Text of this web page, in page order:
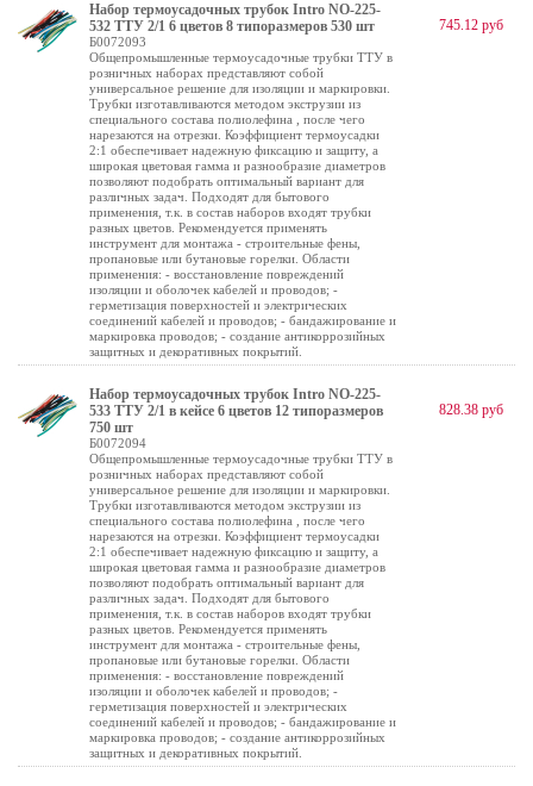
Набор термоусадочных трубок Intro NO-225-
532 ТТУ 2/1 6 цветов 8 типоразмеров 530 шт
Б0072093
Общепромышленные термоусадочные трубки ТТУ в
розничных наборах представляют собой
универсальное решение для изоляции и маркировки.
Трубки изготавливаются методом экструзии из
специального состава полиолефина , после чего
нарезаются на отрезки. Коэффициент термоусадки
2:1 обеспечивает надежную фиксацию и защиту, а
широкая цветовая гамма и разнообразие диаметров
позволяют подобрать оптимальный вариант для
различных задач. Подходят для бытового
применения, т.к. в состав наборов входят трубки
разных цветов. Рекомендуется применять
инструмент для монтажа - строительные фены,
пропановые или бутановые горелки. Области
применения: - восстановление повреждений
изоляции и оболочек кабелей и проводов; -
герметизация поверхностей и электрических
соединений кабелей и проводов; - бандажирование и
маркировка проводов; - создание антикоррозийных
защитных и декоративных покрытий.
745.12 руб
Набор термоусадочных трубок Intro NO-225-
533 ТТУ 2/1 в кейсе 6 цветов 12 типоразмеров
750 шт
Б0072094
Общепромышленные термоусадочные трубки ТТУ в
розничных наборах представляют собой
универсальное решение для изоляции и маркировки.
Трубки изготавливаются методом экструзии из
специального состава полиолефина , после чего
нарезаются на отрезки. Коэффициент термоусадки
2:1 обеспечивает надежную фиксацию и защиту, а
широкая цветовая гамма и разнообразие диаметров
позволяют подобрать оптимальный вариант для
различных задач. Подходят для бытового
применения, т.к. в состав наборов входят трубки
разных цветов. Рекомендуется применять
инструмент для монтажа - строительные фены,
пропановые или бутановые горелки. Области
применения: - восстановление повреждений
изоляции и оболочек кабелей и проводов; -
герметизация поверхностей и электрических
соединений кабелей и проводов; - бандажирование и
маркировка проводов; - создание антикоррозийных
защитных и декоративных покрытий.
828.38 руб